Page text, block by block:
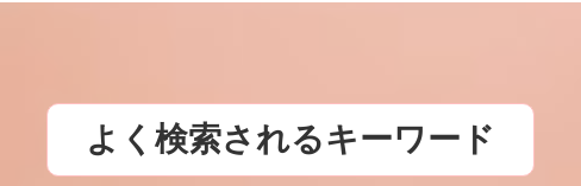
よく検索されるキーワード